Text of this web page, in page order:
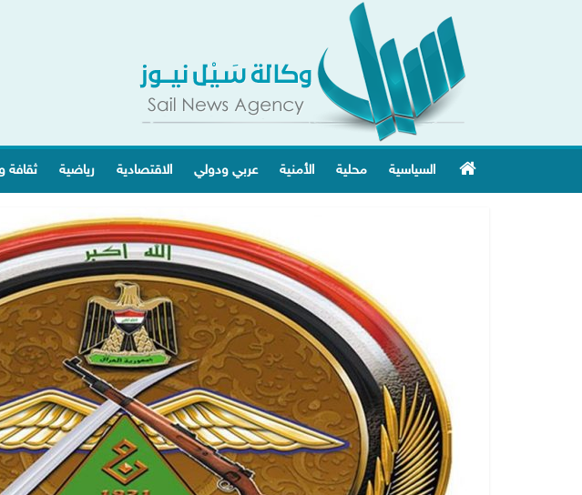
السياسية محلية الأمنية عربي ودولي الاقتصادية رياضية ثقافة